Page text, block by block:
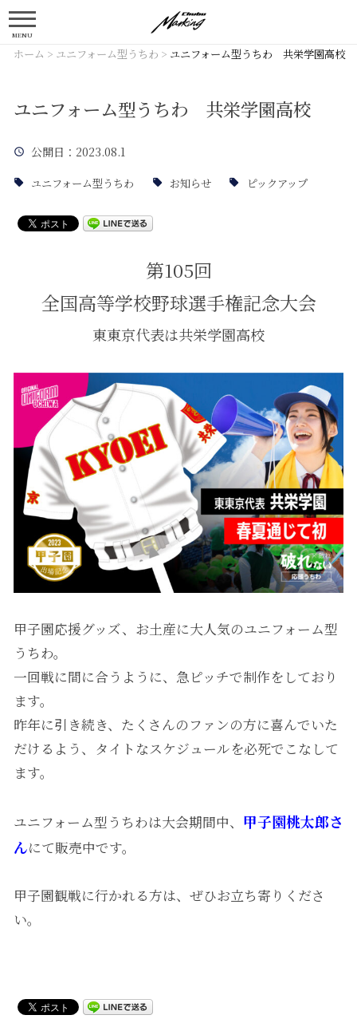
MENU
ホーム > ユニフォーム型うちわ > ユニフォーム型うちわ 共栄学園高校
ユニフォーム型うちわ 共栄学園高校
公開日 ：2023.08.1
ユニフォーム型うちわ お知らせ ピックアップ
第105回
全国高等学校野球選手権記念大会
東東京代表は共栄学園高校
甲子園応援グッズ、お土産に大人気のユニフォーム型
うちわ。
一回戦に間に合うように、急ピッチで制作をしており
ます。
昨年に引き続き、たくさんのファンの方に喜んでいた
だけるよう、タイトなスケジュールを必死でこなして
ます。
ユニフォーム型うちわは大会期間中、 甲子園桃太郎さ
んにて販売中です。
甲子園観戦に行かれる方は、ぜひお立ち寄りくださ
い。